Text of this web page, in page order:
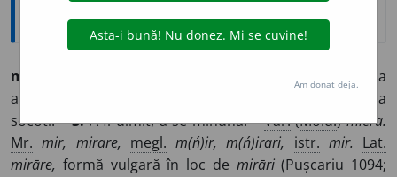
Etimologice
mir
) A vedea de, a
avea grijă. –
) A considera, a se îndoi, a crede, a
socoti. –3.A fi uimit, a se minuna. –Var.(Mold.)miera.
Mr. mir, mirare, megl. m(ń)ir, m(ń)irari, istr. mir. Lat.
mirāre, formă vulgară în loc de mirāri(Pușcariu 1094;
Am donat deja.